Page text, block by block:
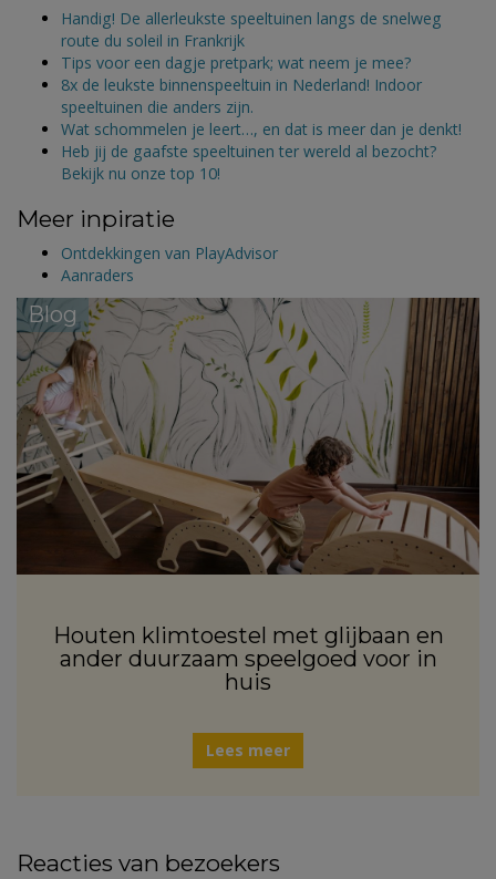
Handig! De allerleukste speeltuinen langs de snelweg
route du soleil in Frankrijk
Tips voor een dagje pretpark; wat neem je mee?
8x de leukste binnenspeeltuin in Nederland! Indoor
speeltuinen die anders zijn.
Wat schommelen je leert…, en dat is meer dan je denkt!
Heb jij de gaafste speeltuinen ter wereld al bezocht?
Bekijk nu onze top 10!
Meer inpiratie
Ontdekkingen van PlayAdvisor
Aanraders
Blog
Houten klimtoestel met glijbaan en
ander duurzaam speelgoed voor in
huis
Lees meer
Reacties van bezoekers